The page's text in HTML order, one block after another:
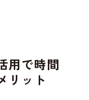
工事、許可取得とい
す。
完成しており、設備
など）を削
用で時間
リット